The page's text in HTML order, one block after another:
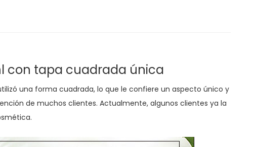
con tapa cuadrada única
una forma cuadrada, lo que le confiere un aspecto único y
de muchos clientes. Actualmente, algunos clientes ya la